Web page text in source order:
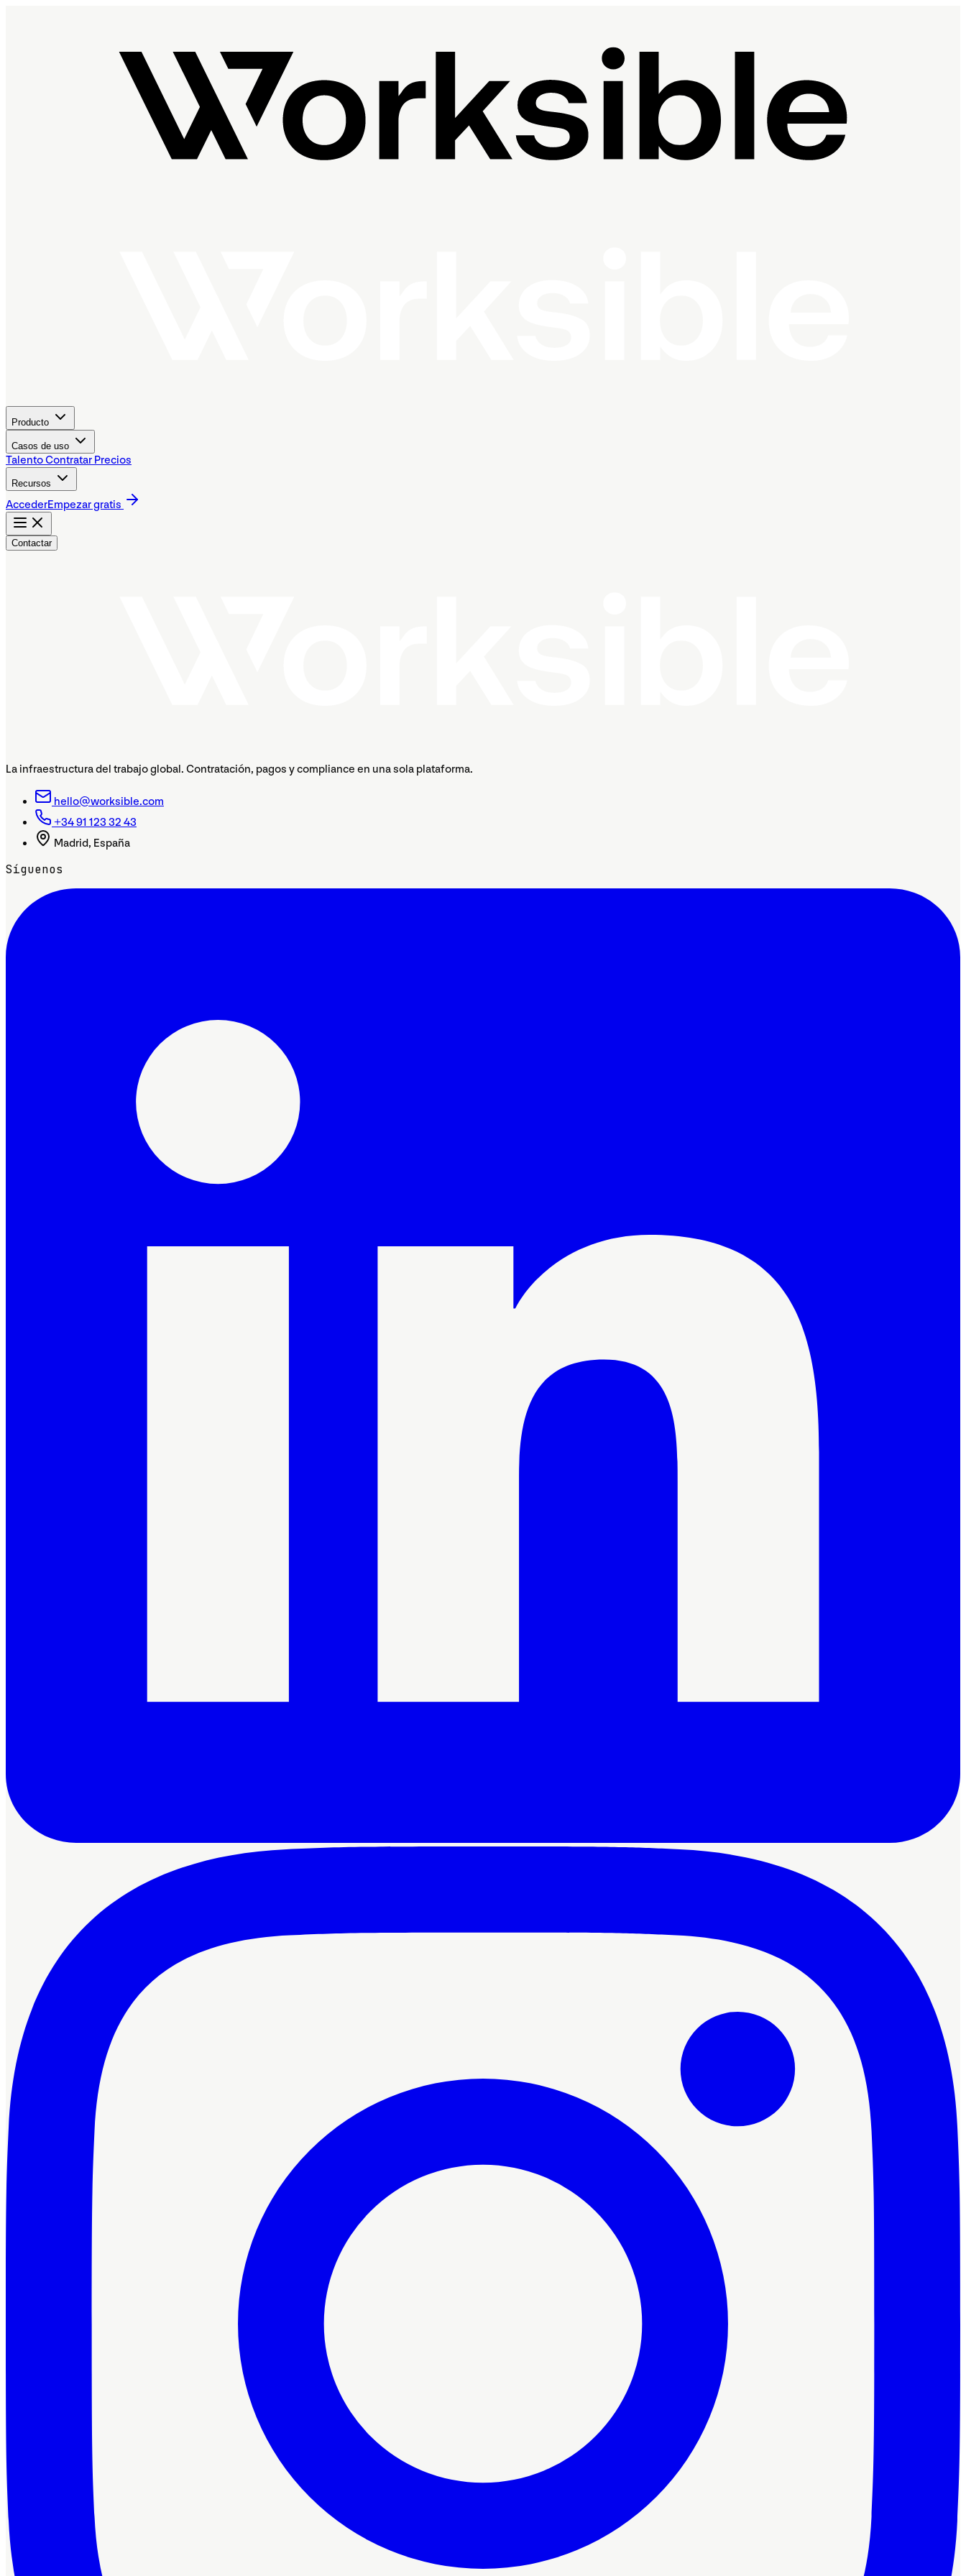
Producto
Casos de uso
TalentoContratar Precios
Recursos
AccederEmpezar gratis
Contactar
La infraestructura del trabajo global. Contratación, pagos y compliance en una sola plataforma.
hello@worksible.com
+34 91 123 32 43
Madrid, España
Síguenos